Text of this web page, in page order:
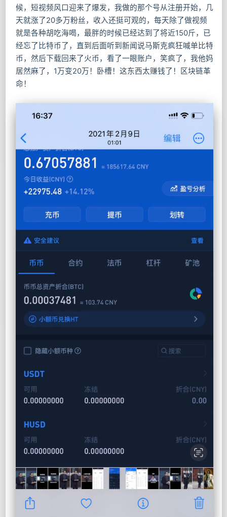
候，短视频风口迎来了爆发，我做的那个号从注册开始，几
天就涨了20多万粉丝，收入还挺可观的，每天除了做视频
就是各种胡吃海喝，最胖的时候已经达到了将近150斤，已
经忘了比特币了，直到后面听到新闻说马斯克疯狂喊单比特
币，然后下载回来了火币，看了一眼账户，笑疯了，我他妈
居然麻了，1万变20万！卧槽！这东西太赚钱了！区块链革
命！